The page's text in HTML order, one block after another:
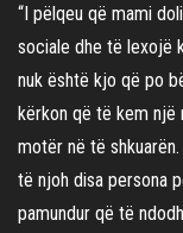
“I pëlqeu që mami
sociale dhe të lexojë
nuk është kjo që po
kërkon që të kem një
motër në të
të njoh disa persona
pamundur që të